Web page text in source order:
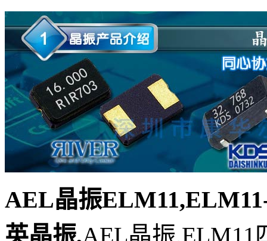
AEL晶振
英晶振,AEL晶振,ELM11